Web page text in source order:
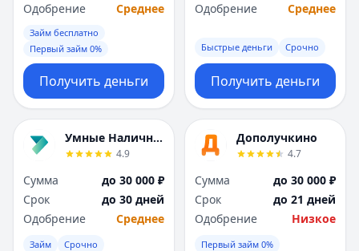
Одобрение
Среднее
Займ бесплатно
Первый займ 0%
Получить деньги
Одобрение
Среднее
Быстрые деньги Срочно
Получить деньги
Умные Наличные
4.9
Сумма
до 30 000 ₽
Срок
до 30 дней
Одобрение
Среднее
Займ Срочно
Дополучкино
4.7
Сумма
до 30 000 ₽
Срок
до 21 дней
Одобрение
Низкое
Первый займ 0%